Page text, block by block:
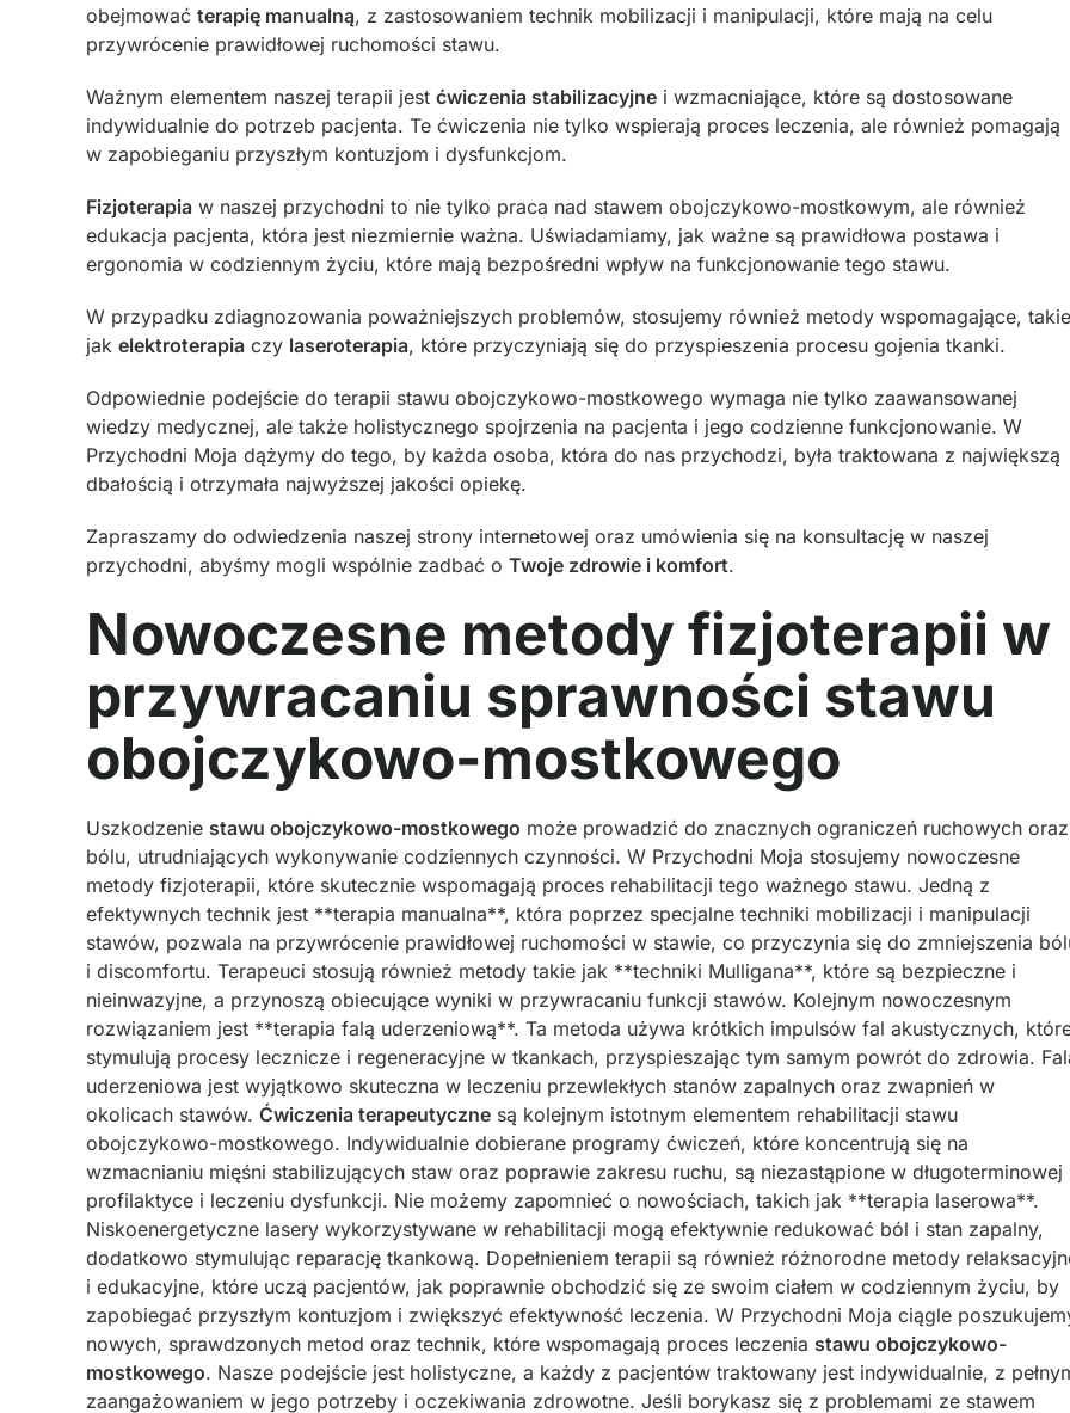
obejmować terapię manualną, z zastosowaniem technik mobilizacji i manipulacji, które mają na celu
przywrócenie prawidłowej ruchomości stawu.
Ważnym elementem naszej terapii jest ćwiczenia stabilizacyjne i wzmacniające, które są dostosowane
indywidualnie do potrzeb pacjenta. Te ćwiczenia nie tylko wspierają proces leczenia, ale również pomagają
w zapobieganiu przyszłym kontuzjom i dysfunkcjom.
Fizjoterapia w naszej przychodni to nie tylko praca nad stawem obojczykowo-mostkowym, ale również
edukacja pacjenta, która jest niezmiernie ważna. Uświadamiamy, jak ważne są prawidłowa postawa i
ergonomia w codziennym życiu, które mają bezpośredni wpływ na funkcjonowanie tego stawu.
W przypadku zdiagnozowania poważniejszych problemów, stosujemy również metody wspomagające, takie
jak elektroterapia czy laseroterapia, które przyczyniają się do przyspieszenia procesu gojenia tkanki.
Odpowiednie podejście do terapii stawu obojczykowo-mostkowego wymaga nie tylko zaawansowanej
wiedzy medycznej, ale także holistycznego spojrzenia na pacjenta i jego codzienne funkcjonowanie. W
Przychodni Moja dążymy do tego, by każda osoba, która do nas przychodzi, była traktowana z największą
dbałością i otrzymała najwyższej jakości opiekę.
Zapraszamy do odwiedzenia naszej strony internetowej oraz umówienia się na konsultację w naszej
przychodni, abyśmy mogli wspólnie zadbać o Twoje zdrowie i komfort.
Nowoczesne metody fizjoterapii w
przywracaniu sprawności stawu
obojczykowo-mostkowego
Uszkodzenie stawu obojczykowo-mostkowego może prowadzić do znacznych ograniczeń ruchowych oraz
bólu, utrudniających wykonywanie codziennych czynności. W Przychodni Moja stosujemy nowoczesne
metody fizjoterapii, które skutecznie wspomagają proces rehabilitacji tego ważnego stawu. Jedną z
efektywnych technik jest **terapia manualna**, która poprzez specjalne techniki mobilizacji i manipulacji
stawów, pozwala na przywrócenie prawidłowej ruchomości w stawie, co przyczynia się do zmniejszenia
i discomfortu. Terapeuci stosują również metody takie jak **techniki Mulligana**, które są bezpieczne i
nieinwazyjne, a przynoszą obiecujące wyniki w przywracaniu funkcji stawów. Kolejnym nowoczesnym
rozwiązaniem jest **terapia falą uderzeniową**. Ta metoda używa krótkich impulsów fal akustycznych,
stymulują procesy lecznicze i regeneracyjne w tkankach, przyspieszając tym samym powrót do zdrowia.
uderzeniowa jest wyjątkowo skuteczna w leczeniu przewlekłych stanów zapalnych oraz zwapnień w
okolicach stawów. Ćwiczenia terapeutyczne są kolejnym istotnym elementem rehabilitacji stawu
obojczykowo-mostkowego. Indywidualnie dobierane programy ćwiczeń, które koncentrują się na
wzmacnianiu mięśni stabilizujących staw oraz poprawie zakresu ruchu, są niezastąpione w długoterminowej
profilaktyce i leczeniu dysfunkcji. Nie możemy zapomnieć o nowościach, takich jak **terapia laserowa**.
Niskoenergetyczne lasery wykorzystywane w rehabilitacji mogą efektywnie redukować ból i stan zapalny,
dodatkowo stymulując reparację tkankową. Dopełnieniem terapii są również różnorodne metody
i edukacyjne, które uczą pacjentów, jak poprawnie obchodzić się ze swoim ciałem w codziennym życiu, by
zapobiegać przyszłym kontuzjom i zwiększyć efektywność leczenia. W Przychodni Moja ciągle
nowych, sprawdzonych metod oraz technik, które wspomagają proces leczenia stawu obojczykowo-
mostkowego. Nasze podejście jest holistyczne, a każdy z pacjentów traktowany jest indywidualnie, z
zaangażowaniem w jego potrzeby i oczekiwania zdrowotne. Jeśli borykasz się z problemami ze stawem